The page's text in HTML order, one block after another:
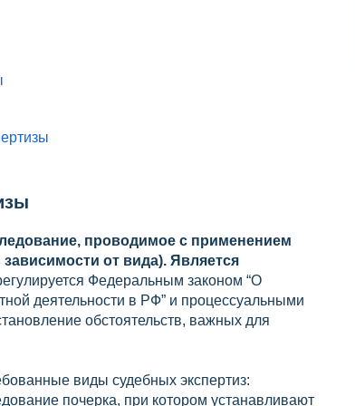
проводимое с применением
от вида). Является
Федеральным законом “О
деятельности в РФ” и процессуальными
обстоятельств, важных для
виды судебных экспертиз:
почерка, при котором устанавливают